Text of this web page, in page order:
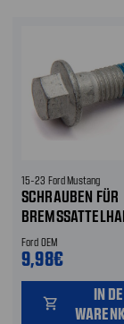
15-23 Ford Mustang
SCHRAUBEN FÜR
M12 X 38MM
Ford OEM
9,98€
shopping_cart
IN